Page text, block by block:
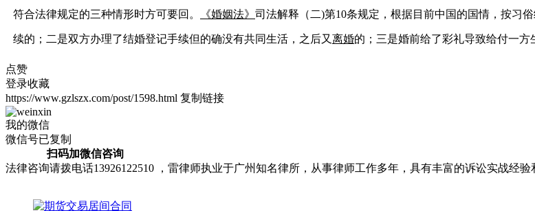
符合法律规定的三种情形时方可要回。 《婚姻法》 司法解释（二)第10条规定，根据目前中国的国情，按习
续的；二是双方办理了结婚登记手续但的确没有共同生活，之后又 离婚的；三是婚前给了彩礼导致给付一方
点赞
登录收藏
https://www.gzlszx.com/post/1598.html 复制链接
我的微信
微信号已复制
扫码加微信咨询
法律咨询请拨电话13926122510 ，雷律师执业于广州知名律所，从事律师工作多年，具有丰富的诉讼实战经验